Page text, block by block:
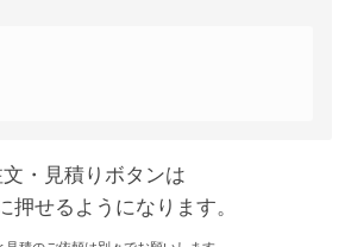
・見積りボタンは
押せるようになります。